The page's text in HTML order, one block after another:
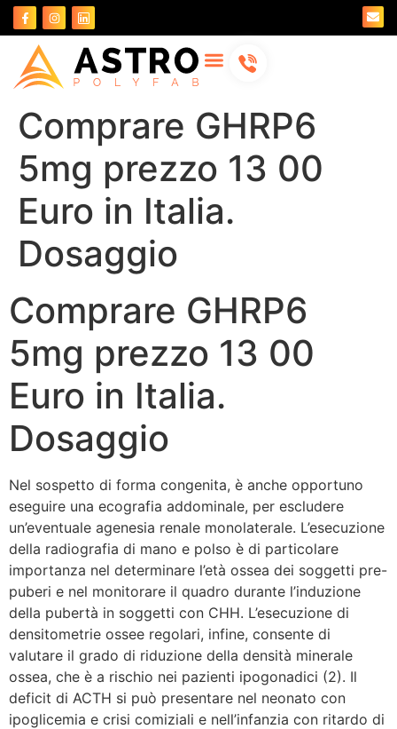
Comprare GHRP6
5mg prezzo 13 00
Euro in Italia.
Dosaggio
Comprare GHRP6
5mg prezzo 13 00
Euro in Italia.
Dosaggio
Nel sospetto di forma congenita, è anche opportuno
eseguire una ecografia addominale, per escludere
un’eventuale agenesia renale monolaterale. L’esecuzione
della radiografia di mano e polso è di particolare
importanza nel determinare l’età ossea dei soggetti pre-
puberi e nel monitorare il quadro durante l’induzione
della pubertà in soggetti con CHH. L’esecuzione di
densitometrie ossee regolari, infine, consente di
valutare il grado di riduzione della densità minerale
ossea, che è a rischio nei pazienti ipogonadici (2). Il
deficit di ACTH si può presentare nel neonato con
ipoglicemia e crisi comiziali e nell’infanzia con ritardo di